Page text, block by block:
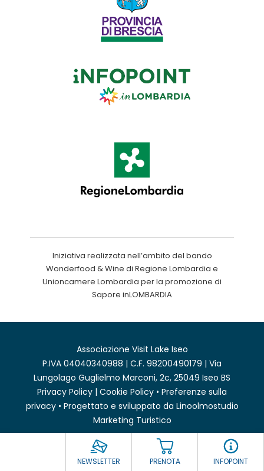
NEWSLETTER PRENOTA INFOPOINT
Iniziativa realizzata nell’ambito del bando
Wonderfood & Wine di Regione Lombardia e
Unioncamere Lombardia per la promozione di
Sapore inLOMBARDIA
Associazione Visit Lake Iseo
P.IVA 04040340988 | C.F. 98200490179 | Via
Lungolago Guglielmo Marconi, 2c, 25049 Iseo BS
Privacy Policy | Cookie Policy • Preferenze sulla
privacy• Progettato e sviluppato da Linoolmostudio
Marketing Turistico